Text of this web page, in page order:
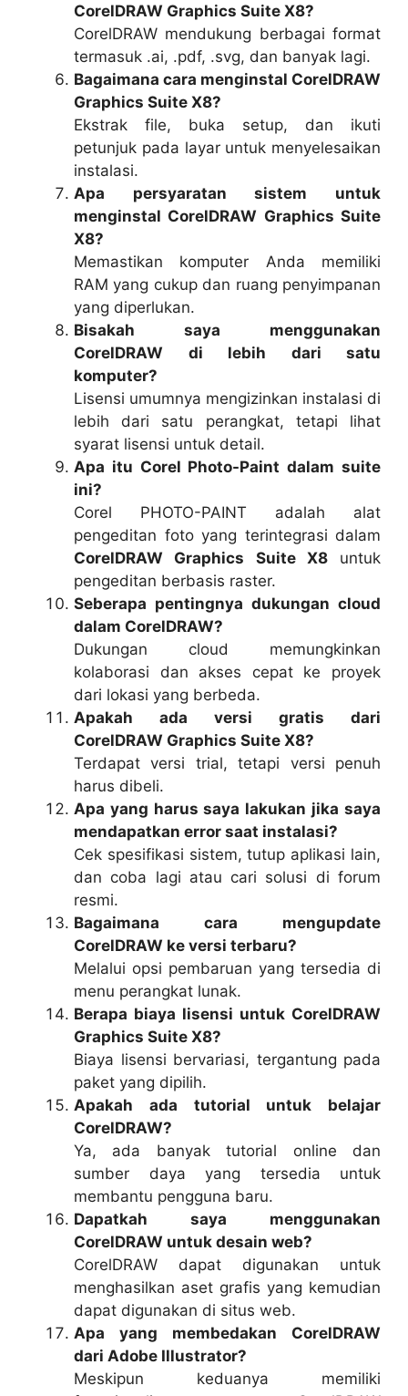
CorelDRAW Graphics Suite X8?
CorelDRAW mendukung berbagai format
termasuk .ai, .pdf, .svg, dan banyak lagi.
Bagaimana cara menginstal CorelDRAW
Graphics Suite X8?
Ekstrak file, buka setup, dan ikuti
petunjuk pada layar untuk menyelesaikan
instalasi.
Apa persyaratan sistem untuk
menginstal CorelDRAW Graphics Suite
X8?
Memastikan komputer Anda memiliki
RAM yang cukup dan ruang penyimpanan
yang diperlukan.
Bisakah saya menggunakan
CorelDRAW di lebih dari satu
komputer?
Lisensi umumnya mengizinkan instalasi di
lebih dari satu perangkat, tetapi lihat
syarat lisensi untuk detail.
Apa itu Corel Photo-Paint dalam suite
ini?
Corel PHOTO-PAINT adalah alat
pengeditan foto yang terintegrasi dalam
CorelDRAW Graphics Suite X8untuk
pengeditan berbasis raster.
Seberapa pentingnya dukungan cloud
dalam CorelDRAW?
Dukungan cloud memungkinkan
kolaborasi dan akses cepat ke proyek
dari lokasi yang berbeda.
Apakah ada versi gratis dari
CorelDRAW Graphics Suite X8?
Terdapat versi trial, tetapi versi penuh
harus dibeli.
Apa yang harus saya lakukan jika saya
mendapatkan error saat instalasi?
Cek spesifikasi sistem, tutup aplikasi lain,
dan coba lagi atau cari solusi di forum
resmi.
Bagaimana cara mengupdate
CorelDRAW ke versi terbaru?
Melalui opsi pembaruan yang tersedia di
menu perangkat lunak.
Berapa biaya lisensi untuk CorelDRAW
Graphics Suite X8?
Biaya lisensi bervariasi, tergantung pada
paket yang dipilih.
Apakah ada tutorial untuk belajar
CorelDRAW?
Ya, ada banyak tutorial online dan
sumber daya yang tersedia untuk
membantu pengguna baru.
Dapatkah saya menggunakan
CorelDRAW untuk desain web?
CorelDRAW dapat digunakan untuk
menghasilkan aset grafis yang kemudian
dapat digunakan di situs web.
Apa yang membedakan CorelDRAW
dari Adobe Illustrator?
Meskipun keduanya memiliki